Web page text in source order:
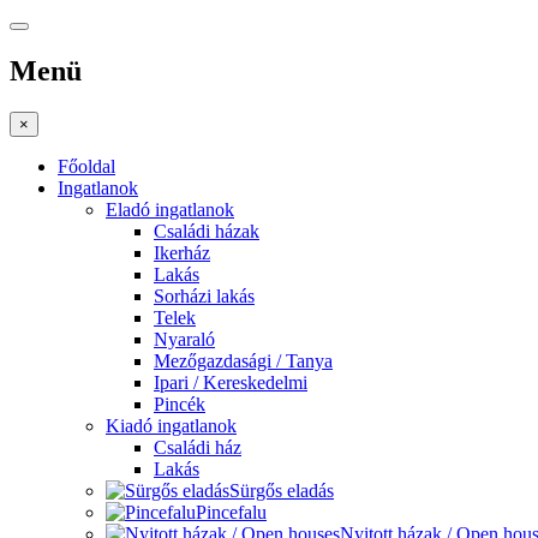
Menü
×
Főoldal
Ingatlanok
Eladó ingatlanok
Családi házak
Ikerház
Lakás
Sorházi lakás
Telek
Nyaraló
Mezőgazdasági / Tanya
Ipari / Kereskedelmi
Pincék
Kiadó ingatlanok
Családi ház
Lakás
Sürgős eladás
Pincefalu
Nyitott házak / Open